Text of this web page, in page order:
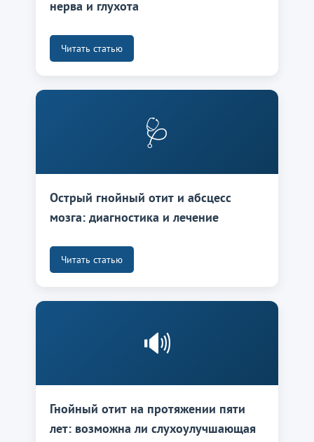
нерва и глухота
Читать статью
🩺
Острый гнойный отит и абсцесс
мозга: диагностика и лечение
Читать статью
🔊
Гнойный отит на протяжении пяти
лет: возможна ли слухоулучшающая